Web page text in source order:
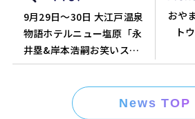
9月29日～30日 大江戸温泉
物語ホテルニュー塩原「永
井塁&岸本浩嗣お笑いステ
ージ」
おや
ト
News TOP